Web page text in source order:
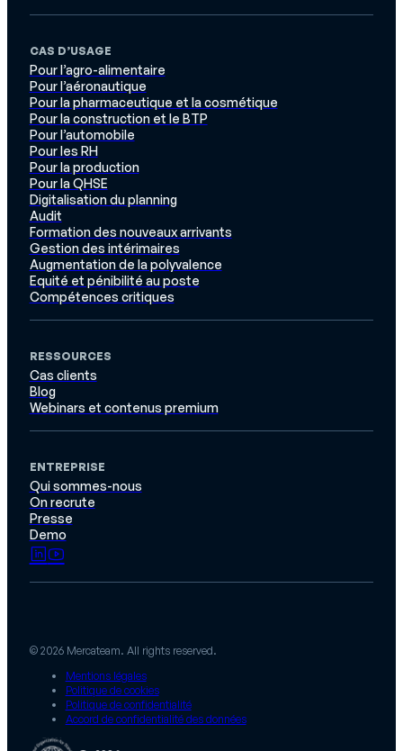
CAS D’USAGE
Pour l’agro-alimentaire
Pour l’aéronautique
Pour la pharmaceutique et la cosmétique
Pour la construction et le BTP
Pour l’automobile
Pour les RH
Pour la production
Pour la QHSE
Digitalisation du planning
Audit
Formation des nouveaux arrivants
Gestion des intérimaires
Augmentation de la polyvalence
Equité et pénibilité au poste
Compétences critiques
RESSOURCES
Cas clients
Blog
Webinars et contenus premium
ENTREPRISE
Qui sommes-nous
On recrute
Presse
Demo
© 2026 Mercateam. All rights reserved.
Mentions légales
Politique de cookies
Politique de confidentialité
Accord de confidentialité des données